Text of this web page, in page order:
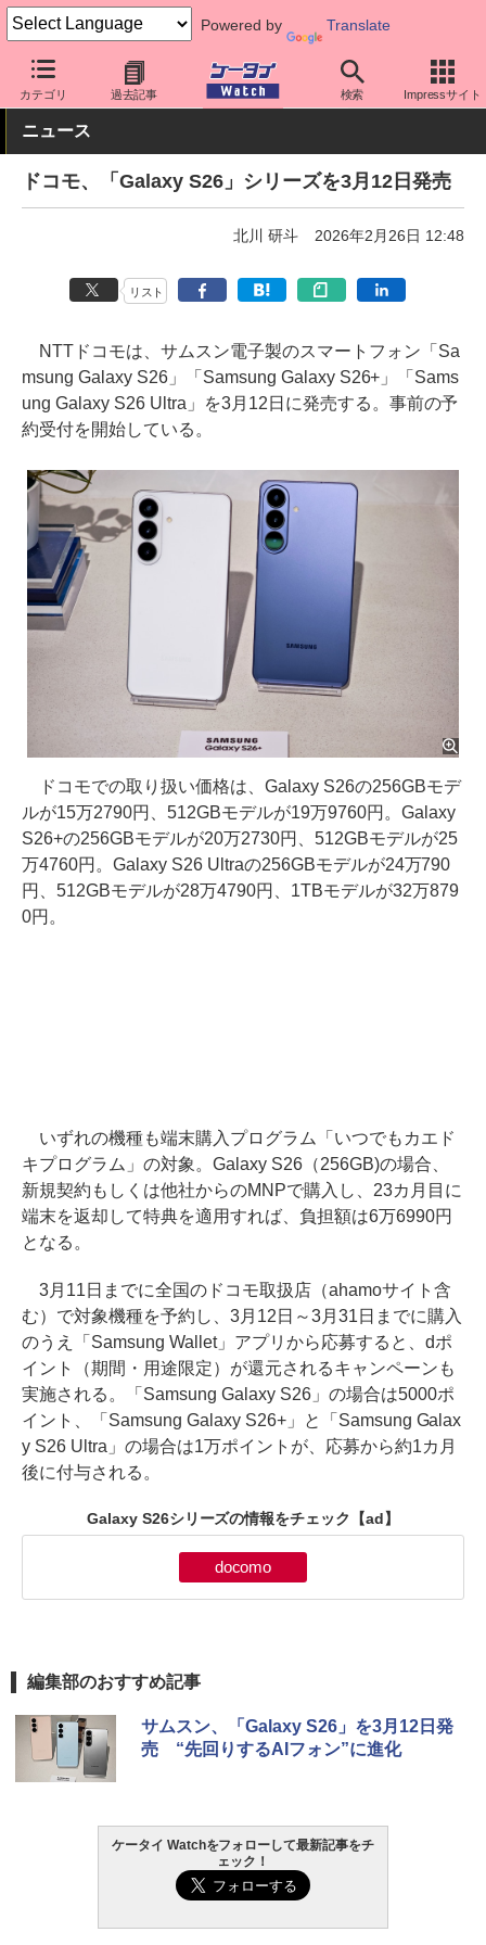
Powered by Translate
カテゴリ 過去記事 検索 Impressサイト
ケータイ Watch キャリア ドコモ
ニュース
ドコモ、「Galaxy S26」シリーズを3月12日発売
北川 研斗 2026年2月26日 12:48
リスト
NTTドコモは、サムスン電子製のスマートフォン「Sa
msung Galaxy S26」「Samsung Galaxy S26+」「Sams
ung Galaxy S26 Ultra」を3月12日に発売する。事前の予
約受付を開始している。
ドコモでの取り扱い価格は、Galaxy S26の256GBモデ
ルが15万2790円、512GBモデルが19万9760円。Galaxy
S26+の256GBモデルが20万2730円、512GBモデルが25
万4760円。Galaxy S26 Ultraの256GBモデルが24万790
円、512GBモデルが28万4790円、1TBモデルが32万879
0円。
いずれの機種も端末購入プログラム「いつでもカエド
キプログラム」の対象。Galaxy S26（256GB)の場合、
新規契約もしくは他社からのMNPで購入し、23カ月目に
端末を返却して特典を適用すれば、負担額は6万6990円
となる。
3月11日までに全国のドコモ取扱店（ahamoサイト含
む）で対象機種を予約し、3月12日～3月31日までに購入
のうえ「Samsung Wallet」アプリから応募すると、dポ
イント（期間・用途限定）が還元されるキャンペーンも
実施される。「Samsung Galaxy S26」の場合は5000ポ
イント、「Samsung Galaxy S26+」と「Samsung Galax
y S26 Ultra」の場合は1万ポイントが、応募から約1カ月
後に付与される。
Galaxy S26シリーズの情報をチェック 【ad】
docomo
編集部のおすすめ記事
サムスン、「Galaxy S26」を3月12日発
売 “先回りするAIフォン”に進化
ケータイ Watchをフォローして最新記事をチ
ェック！